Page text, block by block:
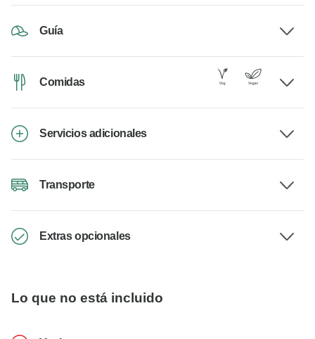
Guía
Comidas
Servicios adicionales
Transporte
Extras opcionales
Lo que no está incluido